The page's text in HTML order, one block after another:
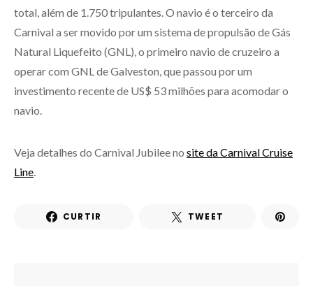
total, além de 1.750 tripulantes. O navio é o terceiro da
Carnival a ser movido por um sistema de propulsão de Gás
Natural Liquefeito (GNL), o primeiro navio de cruzeiro a
operar com GNL de Galveston, que passou por um
investimento recente de US$ 53 milhões para acomodar o
navio.
Veja detalhes do Carnival Jubilee no site da Carnival Cruise
Line
CURTIR TWEET